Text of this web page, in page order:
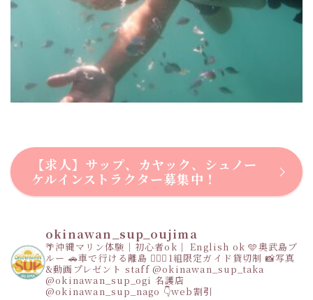
【求人】サップ、カヤック、シュノー
ケルインストラクター募集中！
okinawan_sup_oujima
🌴沖縄マリン体験｜初心者ok｜ English ok 🩵奥武島ブ
ルー 🚗車で行ける離島 👩‍❤️‍👩1組限定ガイド貸切制 📸写真
&動画プレゼント staff@okinawan_sup_taka
@okinawan_sup_ogi 名護店
@okinawan_sup_nago 👇web割引